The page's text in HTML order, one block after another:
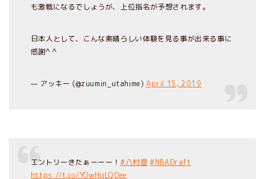
も激戦になるでしょうが、上位指名が予想されます。
日本人として、こんな素晴らしい体験を見る事が出来る事に
感謝^ ^
— アッキー (@zuumin_utahime)April 15, 2019
エントリーきたぁーーー！#八村塁 #NBADraft
https://t.co/YOwHqLQDee